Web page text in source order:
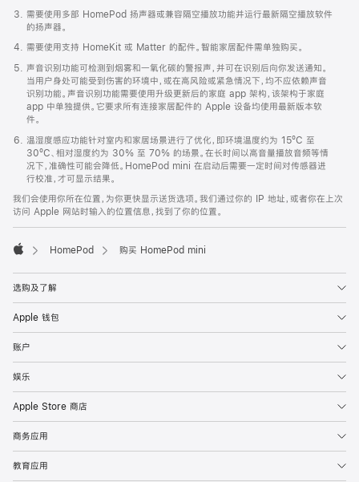
需要使用多部 HomePod 扬声器或兼容隔空播放功能并运行最新隔空播放软件
的扬声器。
需要使用支持 HomeKit 或 Matter 的配件。智能家居配件需单独购买。
声音识别功能可检测到烟雾和一氧化碳的警报声，并可在识别后向你发送通知。
当用户身处可能受到伤害的环境中，或在高风险或紧急情况下，均不应依赖声音
识别功能。声音识别功能需要使用升级更新后的家庭 app 架构，该架构于家庭
app 中单独提供。它要求所有连接家居配件的 Apple 设备均使用最新版本软
件。
温湿度感应功能针对室内和家居场景进行了优化，即环境温度约为 15ºC 至
30ºC、相对湿度约为 30% 至 70% 的场景。在长时间以高音量播放音频等情
况下，准确性可能会降低。HomePod mini 在启动后需要一定时间对传感器进
行校准，才可显示结果。
我们会使用你所在位置，为你更快显示送货选项。我们通过你的 IP 地址，或者你在上次
访问 Apple 网站时输入的位置信息，找到了你的位置。
HomePod 购买 HomePod mini
选购及了解
Apple 钱包
账户
娱乐
Apple Store 商店
商务应用
教育应用